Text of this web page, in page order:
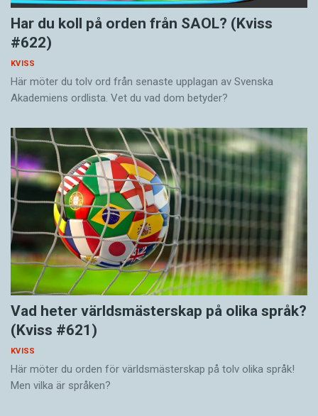
Har du koll på orden från SAOL? (Kviss
#622)
KVISS
Här möter du tolv ord från senaste upplagan av Svenska
Akademiens ordlista. Vet du vad dom betyder?
Vad heter världsmästerskap på olika språk?
(Kviss #621)
KVISS
Här möter du orden för världsmästerskap på tolv olika språk!
Men vilka är språken?